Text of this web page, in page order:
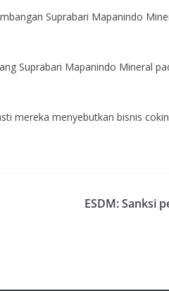
Suprabari Mapanindo
Suprabari Mapanindo Mineral
mereka menyebutkan bisnis
ESDM: Sanksi